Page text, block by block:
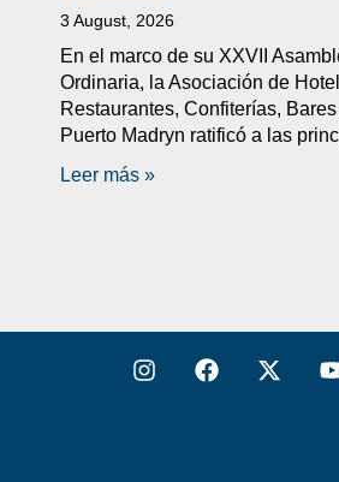
3 August, 2026
En el marco de su XXVII
Ordinaria, la Asociación de
Restaurantes, Confiterías,
Puerto Madryn ratificó a las
Leer más »